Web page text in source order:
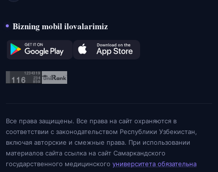
Bizning mobil ilovalarimiz
Все права защищены. Все права на сайт охраняются в
соответствии с законодательством Республики Узбекистан,
включая авторские и смежные права. При использовании
материалов сайта ссылка на сайт Самаркандского
государственного медицинского университета обязательна